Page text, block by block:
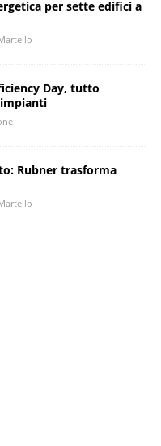
per sette edifici a
Day, tutto
impianti
Rubner trasforma